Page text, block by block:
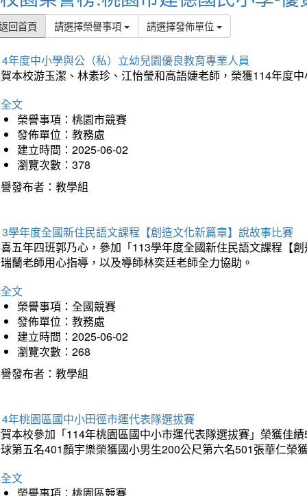
回首頁 請選擇榮譽事項 請選擇發佈單位
年度中小學與公（私）立幼兒園優良教育專業人員
本校游玉潔、林素珍、江怡瑩和高語婕老師，榮獲114年度
文
榮譽事項：桃園市競賽
發佈單位：教務處
建立時間：2025-06-02
瀏覽次數：378
發布者：教學組
學年度全國新住民語文課程【創造文化新篇章】說故事比賽
五年四班郭乃心，參加「113學年度全國新住民語文課程【
蘭老師用心指導，以及導師林奕廷老師全力協助。
文
榮譽事項：全國競賽
發佈單位：教務處
建立時間：2025-06-02
瀏覽次數：268
發布者：教學組
年桃園區國中小田徑市運代表隊選拔賽
本校參加「114年桃園區國中小市運代表隊選拔賽」榮獲佳
第五名401顏宇樂榮獲國小男生200公尺第六名501張華仁
文